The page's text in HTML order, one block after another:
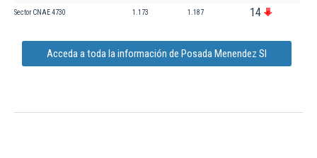
Sector CNAE 4730 1.173 1.187 14
Acceda a toda la información de Posada Menendez Sl